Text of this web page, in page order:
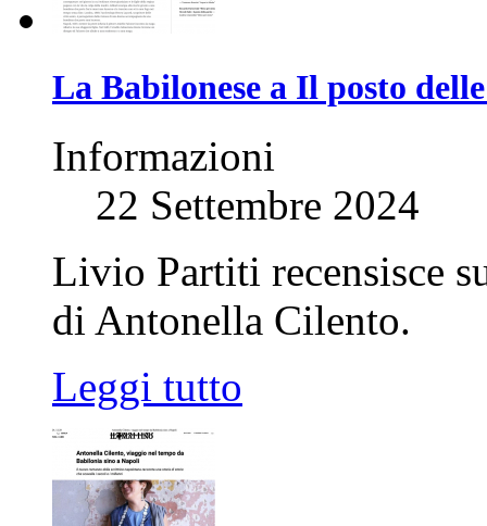
La Babilonese a Il posto
Informazioni
22 Settembre 2024
Livio Partiti recensisce
di Antonella Cilento.
Leggi tutto